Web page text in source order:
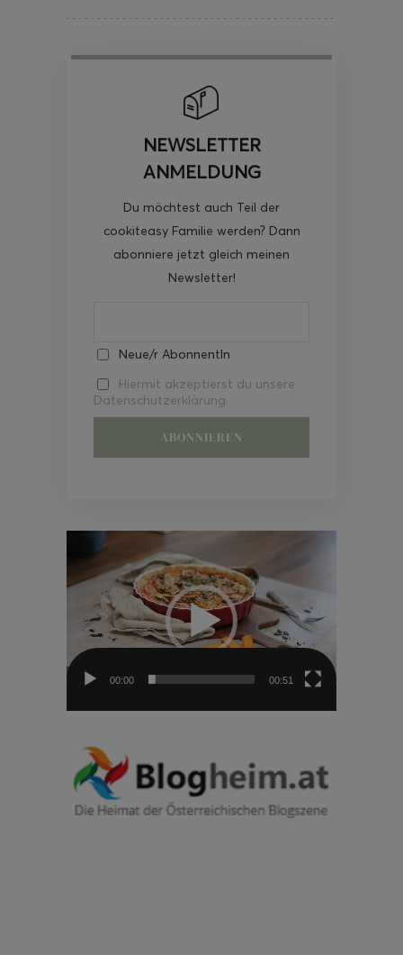
NEWSLETTER
ANMELDUNG
Du möchtest auch Teil der
cookiteasy Familie werden? Dann
abonniere jetzt gleich meinen
Newsletter!
Neue/r AbonnentIn
Hiermit akzeptierst du unsere
Datenschutzerklärung.
Video-
00:00 00:51